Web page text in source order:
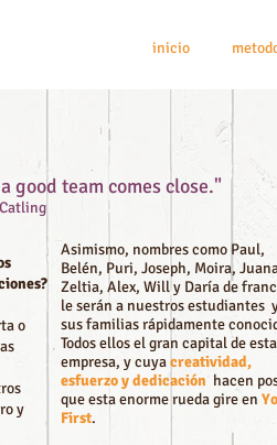
inicio
good teamcomes close."
o
y
Asimismo, nombres como Paul,
Belén, Puri, Joseph, Moira,
Zeltia, Alex, Will y Daría de
le serán a nuestros estudiantes
sus familias rápidamente
Todos ellos el gran capital de esta
empresa, y cuyacreatividad,
esfuerzo y dedicación hacen
que esta enorme rueda gire en
First.